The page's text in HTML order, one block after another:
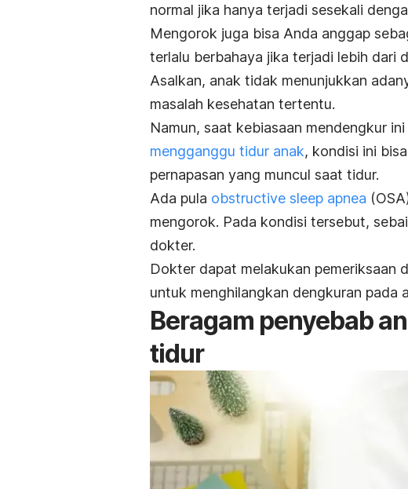
normal jika hanya terjadi sesekali
Mengorok juga bisa Anda anggap
terlalu berbahaya jika terjadi lebih dari
Asalkan, anak tidak menunjukkan
masalah kesehatan tertentu.
Namun, saat kebiasaan mendengkur
mengganggu tidur anak, kondisi ini
pernapasan yang muncul saat tidur.
Ada pula obstructive sleep apnea
mengorok. Pada kondisi tersebut,
dokter.
Dokter dapat melakukan pemeriksaan
untuk menghilangkan dengkuran pada
Beragam penyebab
tidur